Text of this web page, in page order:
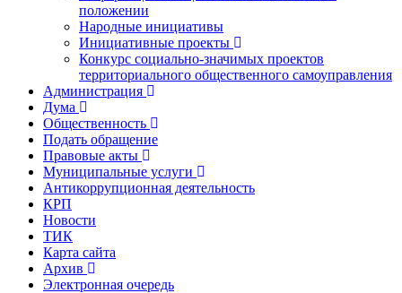
положении
Народные инициативы
Инициативные проекты
Конкурс социально-значимых проектов
территориального общественного самоуправления
Администрация
Дума
Общественность
Подать обращение
Правовые акты
Муниципальные услуги
Антикоррупционная деятельность
КРП
Новости
ТИК
Карта сайта
Архив
Электронная очередь